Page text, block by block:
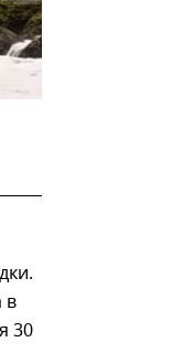
в
30